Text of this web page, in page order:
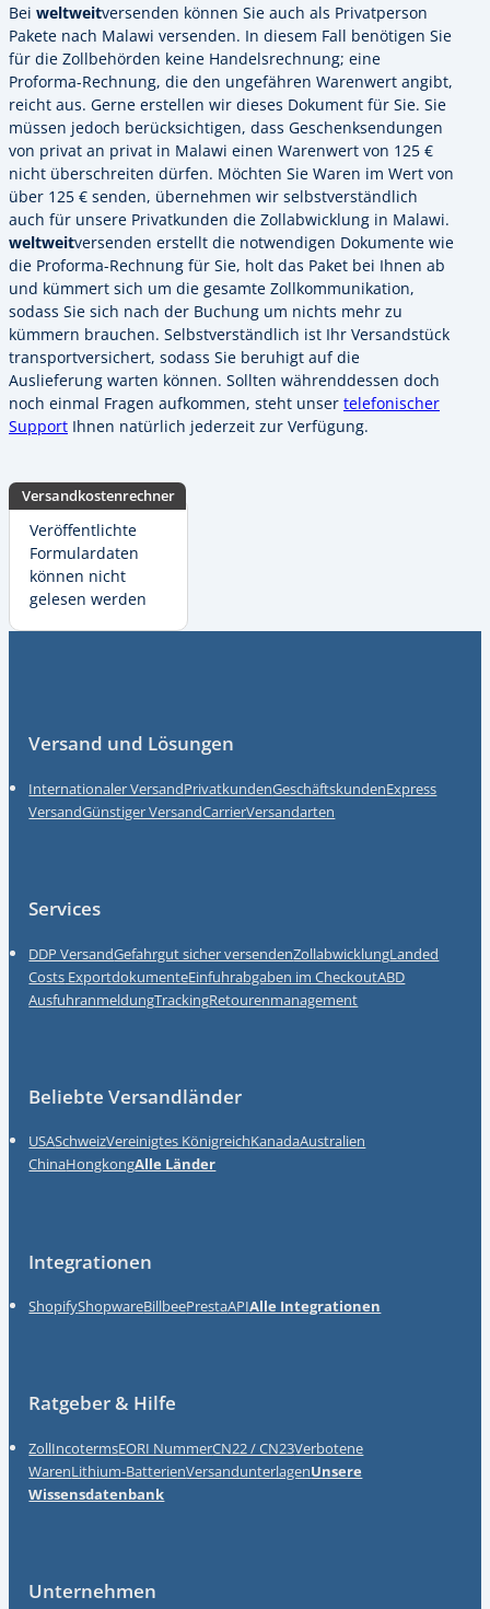
Bei weltweitversenden können Sie auch als Privatperson
Pakete nach Malawi versenden. In diesem Fall benötigen Sie
für die Zollbehörden keine Handelsrechnung; eine
Proforma-Rechnung, die den ungefähren Warenwert angibt,
reicht aus. Gerne erstellen wir dieses Dokument für Sie. Sie
müssen jedoch berücksichtigen, dass Geschenksendungen
von privat an privat in Malawi einen Warenwert von 125 €
nicht überschreiten dürfen. Möchten Sie Waren im Wert von
über 125 € senden, übernehmen wir selbstverständlich
auch für unsere Privatkunden die Zollabwicklung in Malawi.
weltweitversenden erstellt die notwendigen Dokumente wie
die Proforma-Rechnung für Sie, holt das Paket bei Ihnen ab
und kümmert sich um die gesamte Zollkommunikation,
sodass Sie sich nach der Buchung um nichts mehr zu
kümmern brauchen. Selbstverständlich ist Ihr Versandstück
transportversichert, sodass Sie beruhigt auf die
Auslieferung warten können. Sollten währenddessen doch
noch einmal Fragen aufkommen, steht unser telefonischer
Support Ihnen natürlich jederzeit zur Verfügung.
Versandkostenrechner
Veröffentlichte
Formulardaten
können nicht
gelesen werden
Versand und Lösungen
Internationaler VersandPrivatkundenGeschäftskundenExpress
VersandGünstiger VersandCarrierVersandarten
Services
DDP VersandGefahrgut sicher versendenZollabwicklungLanded
Costs ExportdokumenteEinfuhrabgaben im CheckoutABD
AusfuhranmeldungTrackingRetourenmanagement
Beliebte Versandländer
USASchweizVereinigtes KönigreichKanadaAustralien
ChinaHongkongAlle Länder
Integrationen
ShopifyShopwareBillbeePrestaAPIAlle Integrationen
Ratgeber & Hilfe
ZollIncotermsEORI NummerCN22 / CN23Verbotene
WarenLithium-BatterienVersandunterlagenUnsere
Wissensdatenbank
Unternehmen